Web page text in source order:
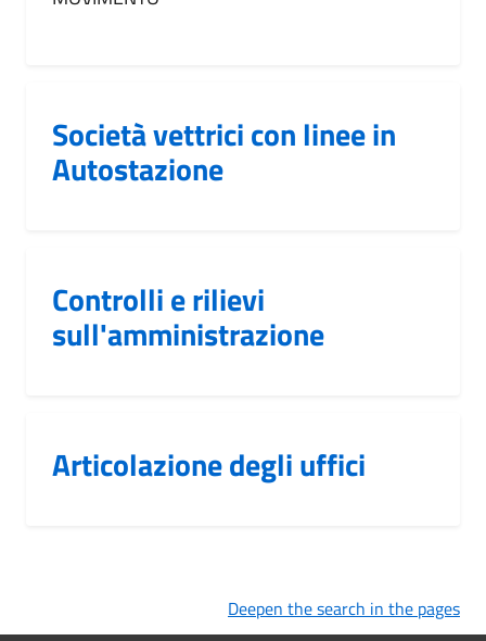
Società vettrici con linee in
Autostazione
Controlli e rilievi
sull'amministrazione
Articolazione degli uffici
Deepen the search in the pages